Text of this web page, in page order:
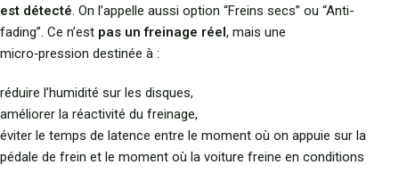
est détecté . On l’appelle aussi option “Freins secs” ou “Anti-
fading”. Ce n’est pas un freinage réel, mais une
micro‑pression destinée à :
réduire l’humidité sur les disques,
améliorer la réactivité du freinage,
éviter le temps de latence entre le moment où on appuie sur la
pédale de frein et le moment où la voiture freine en conditions